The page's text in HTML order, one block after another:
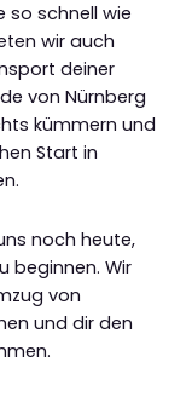
so schnell wie
wir auch
deiner
von Nürnberg
kümmern und
Start in
noch heute,
beginnen. Wir
von
und dir den